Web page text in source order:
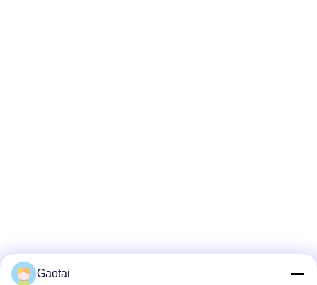
Gaotai